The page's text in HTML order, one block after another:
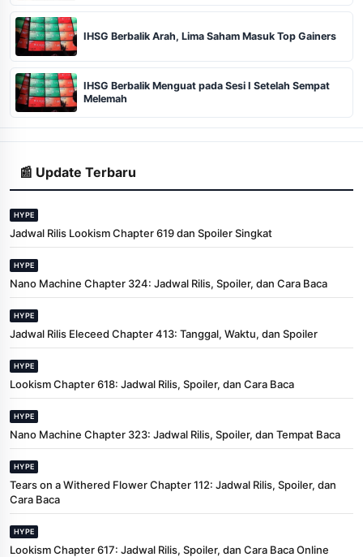
IHSG Berbalik Arah, Lima Saham Masuk Top Gainers
IHSG Berbalik Menguat pada Sesi I Setelah Sempat
Melemah
📰 Update Terbaru
HYPE
Jadwal Rilis Lookism Chapter 619 dan Spoiler Singkat
HYPE
Nano Machine Chapter 324: Jadwal Rilis, Spoiler, dan Cara Baca
HYPE
Jadwal Rilis Eleceed Chapter 413: Tanggal, Waktu, dan Spoiler
HYPE
Lookism Chapter 618: Jadwal Rilis, Spoiler, dan Cara Baca
HYPE
Nano Machine Chapter 323: Jadwal Rilis, Spoiler, dan Tempat Baca
HYPE
Tears on a Withered Flower Chapter 112: Jadwal Rilis, Spoiler, dan
Cara Baca
HYPE
Lookism Chapter 617: Jadwal Rilis, Spoiler, dan Cara Baca Online